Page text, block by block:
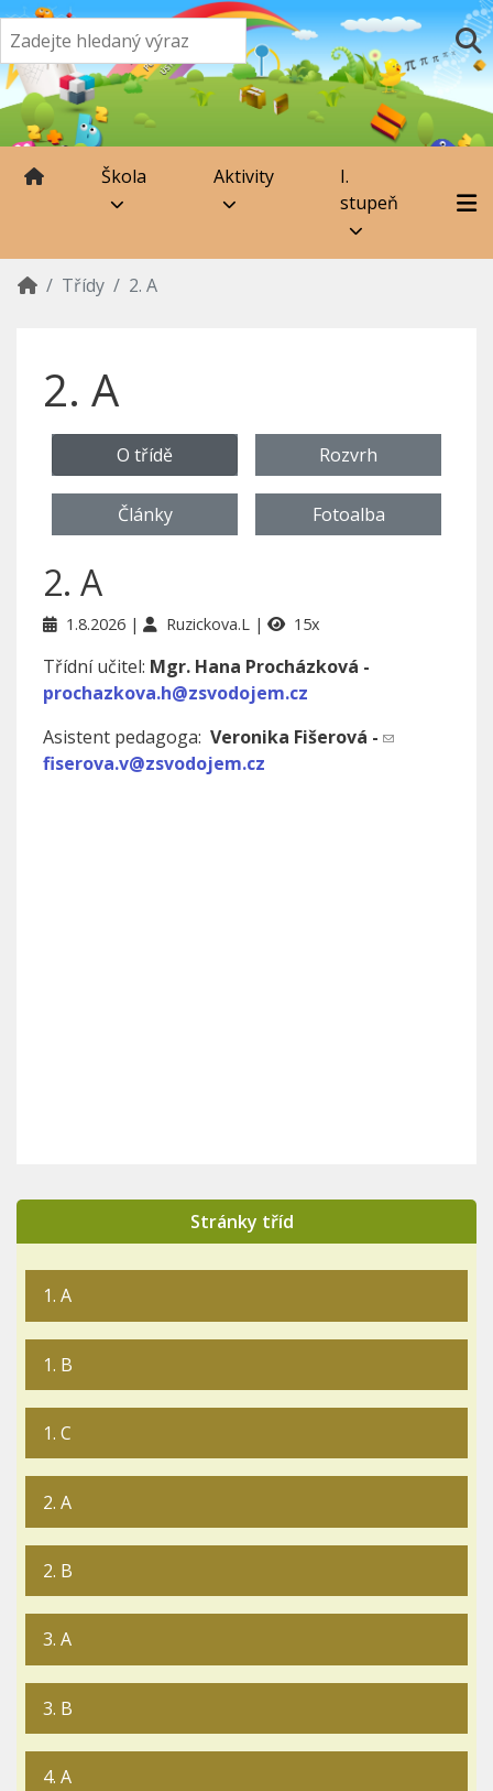
Škola Aktivity
I.
stupeň
Třídy 2. A
2. A
O třídě Rozvrh
Články Fotoalba
2. A
1.8.2026 Ruzickova.L 15x
Třídní učitel: Mgr. Hana Procházková -
prochazkova.h@zsvodojem.cz
Asistent pedagoga: Veronika Fišerová -
fiserova.v@zsvodojem.cz
Stránky tříd
1. A
1. B
1. C
2. A
2. B
3. A
3. B
4. A